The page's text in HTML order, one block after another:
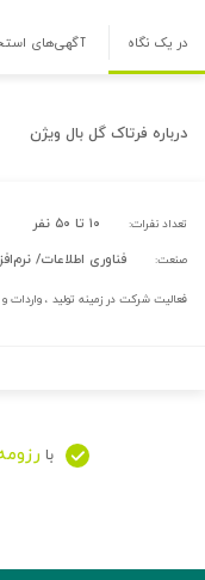
در یک نگاه آگهی‌های
درباره فرتاک گل بال ویژن
تعداد نفرات: ۱۰ تا ۵۰ نفر
صنعت: فناوری اطلاعات/
فعالیت شرکت در زمینه تولید ،
با